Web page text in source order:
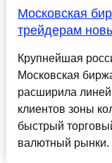
Московская
трейдерам
Крупнейшая
Московская
расширила
клиентов зоны
быстрый
валютный рынки.